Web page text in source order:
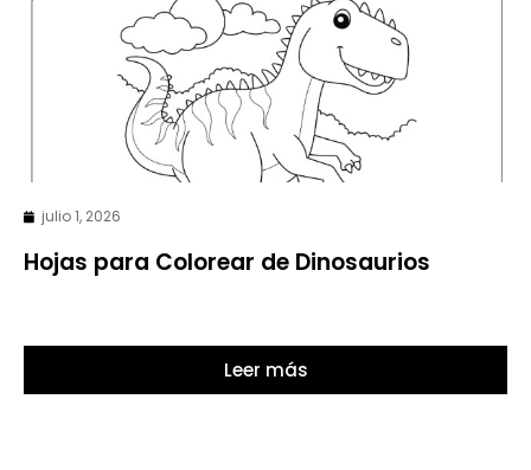
julio 1, 2026
Hojas para Colorear de Dinosaurios
Leer más